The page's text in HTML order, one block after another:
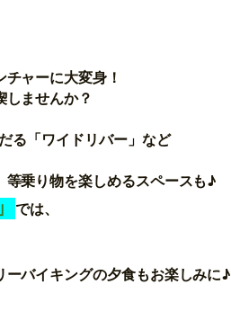
ャーに大変身！
しませんか？
る「ワイドリバー」など
乗り物を楽しめるスペースも♪
では、
ーバイキングの夕食もお楽しみに♪